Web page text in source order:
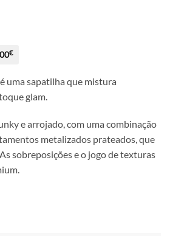
€
uma sapatilha que mistura
glam.
e arrojado, com uma combinação
metalizados prateados, que
sobreposições e o jogo de texturas